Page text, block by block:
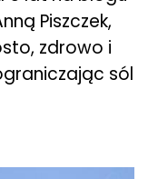
Piszczek,
zdrowo i
sól